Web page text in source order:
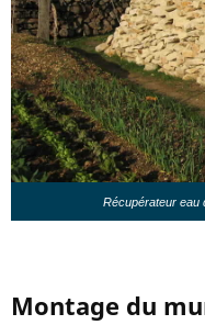
Récupérateur eau
Montage du